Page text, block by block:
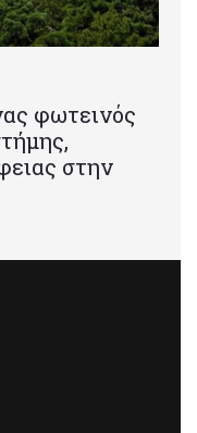
φωτεινός
στην